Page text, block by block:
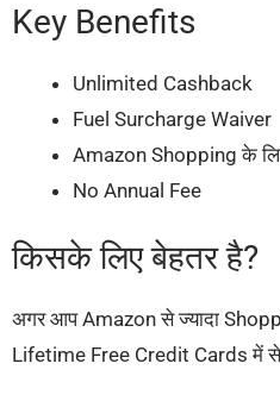
Key Benefits
Unlimited Cashback
Fuel Surcharge Waiver
Amazon Shopping के
No Annual Fee
किसके लिए बेहतर है?
अगर आप Amazon से ज्यादा
Lifetime Free Credit Cards में से